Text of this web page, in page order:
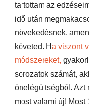
tartottam az
idő után
növekedésnek,
követed. Ha viszont
módszereket,
sorozatok számát,
önelégültségből. Azt
most valami új! Most